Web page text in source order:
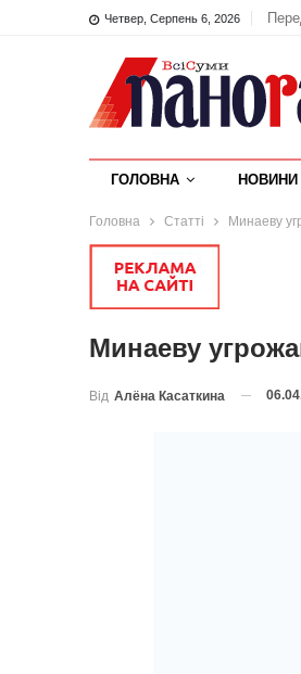
Четвер, Серпень 6, 2026
ГОЛОВНА НОВИНИ
Головна Статті Минаеву
Минаеву
Від Алёна Касаткина